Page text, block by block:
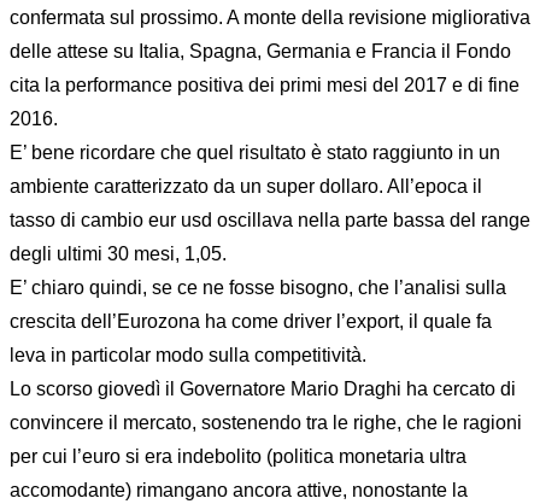
confermata sul prossimo. A monte della revisione migliorativa
delle attese su Italia, Spagna, Germania e Francia il Fondo
cita la performance positiva dei primi mesi del 2017 e di fine
2016.
E’ bene ricordare che quel risultato è stato raggiunto in un
ambiente caratterizzato da un super dollaro. All’epoca il
tasso di cambio eur usd oscillava nella parte bassa del range
degli ultimi 30 mesi, 1,05.
E’ chiaro quindi, se ce ne fosse bisogno, che l’analisi sulla
crescita dell’Eurozona ha come driver l’export, il quale fa
leva in particolar modo sulla competitività.
Lo scorso giovedì il Governatore Mario Draghi ha cercato di
convincere il mercato, sostenendo tra le righe, che le ragioni
per cui l’euro si era indebolito (politica monetaria ultra
accomodante) rimangano ancora attive, nonostante la